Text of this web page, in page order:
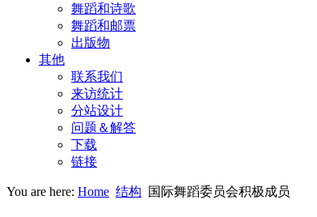
舞蹈和诗歌
舞蹈和邮票
出版物
其他
联系我们
来访统计
分站设计
问题＆解答
下载
链接
You are here: Home 结构 国际舞蹈委员会积极成员